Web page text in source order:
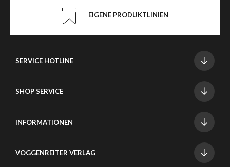
EIGENE PRODUKTLINIEN
SERVICE HOTLINE
SHOP SERVICE
INFORMATIONEN
VOGGENREITER VERLAG